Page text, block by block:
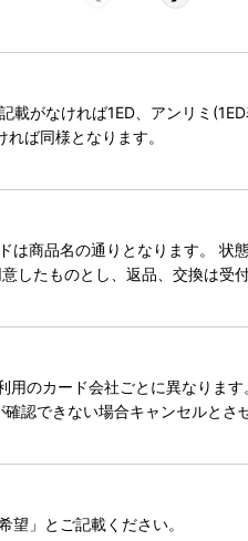
がなければ1ED、アンリミ
ば同様となります。
商品名の通りとなります。
たものとし、返品、交換は受
のカード会社ごとに異なります
認できない場合キャンセルとさ
」とご記載ください。